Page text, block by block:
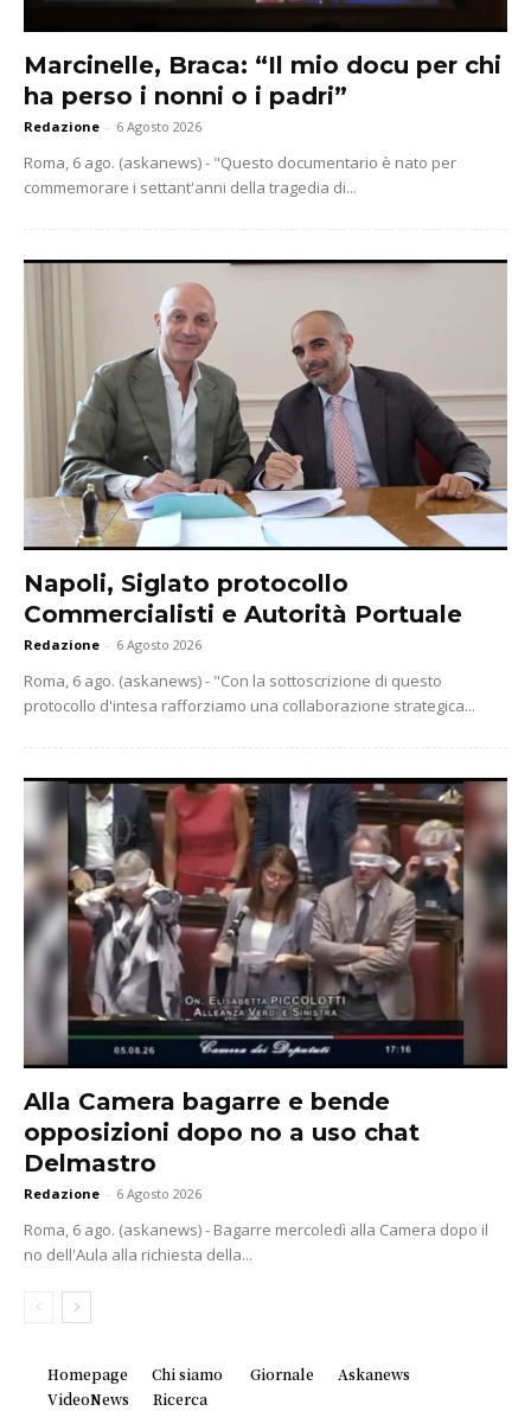
Marcinelle, Braca: “Il mio docu per chi
ha perso i nonni o i padri”
Redazione - 6 Agosto 2026
Roma, 6 ago. (askanews) - "Questo documentario è nato per
commemorare i settant'anni della tragedia di...
Napoli, Siglato protocollo
Commercialisti e Autorità Portuale
Redazione - 6 Agosto 2026
Roma, 6 ago. (askanews) - "Con la sottoscrizione di questo
protocollo d'intesa rafforziamo una collaborazione strategica...
Alla Camera bagarre e bende
opposizioni dopo no a uso chat
Delmastro
Redazione - 6 Agosto 2026
Roma, 6 ago. (askanews) - Bagarre mercoledì alla Camera dopo il
no dell'Aula alla richiesta della...
Homepage Chi siamo Giornale
Askanews
VideoNews
Ricerca